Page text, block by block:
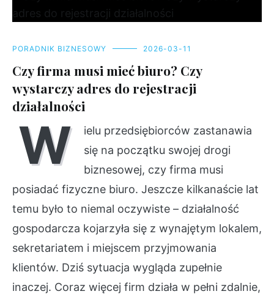
PORADNIK BIZNESOWY 2026-03-11
Czy firma musi mieć biuro? Czy
wystarczy adres do rejestracji
działalności
W
ielu przedsiębiorców zastanawia
się na początku swojej drogi
biznesowej, czy firma musi
posiadać fizyczne biuro. Jeszcze kilkanaście lat
temu było to niemal oczywiste – działalność
gospodarcza kojarzyła się z wynajętym lokalem,
sekretariatem i miejscem przyjmowania
klientów. Dziś sytuacja wygląda zupełnie
inaczej. Coraz więcej firm działa w pełni zdalnie,